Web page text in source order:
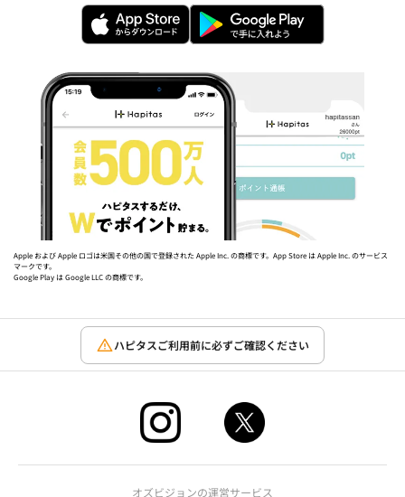
Apple および Apple ロゴは米国その他の国で登録された Apple Inc. の商標です。App Store は Apple Inc. のサービス
マークです。
Google Play は Google LLC の商標です。
ハピタスご利用前に必ずご確認ください
オズビジョンの運営サービス